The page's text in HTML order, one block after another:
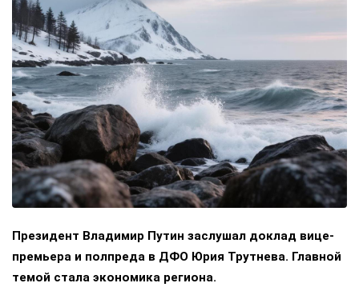
Президент Владимир Путин заслушал доклад вице-
премьера и полпреда в ДФО Юрия Трутнева. Главной
темой стала экономика региона.